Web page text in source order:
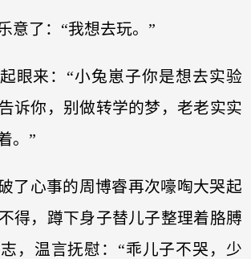
意了：“我想去玩。”
眼来：“小兔崽子你是想去实验
诉你，别做转学的梦，老老实实
。”
了心事的周博睿再次嚎啕大哭起
得，蹲下身子替儿子整理着胳膊
志，温言抚慰：“乖儿子不哭，少